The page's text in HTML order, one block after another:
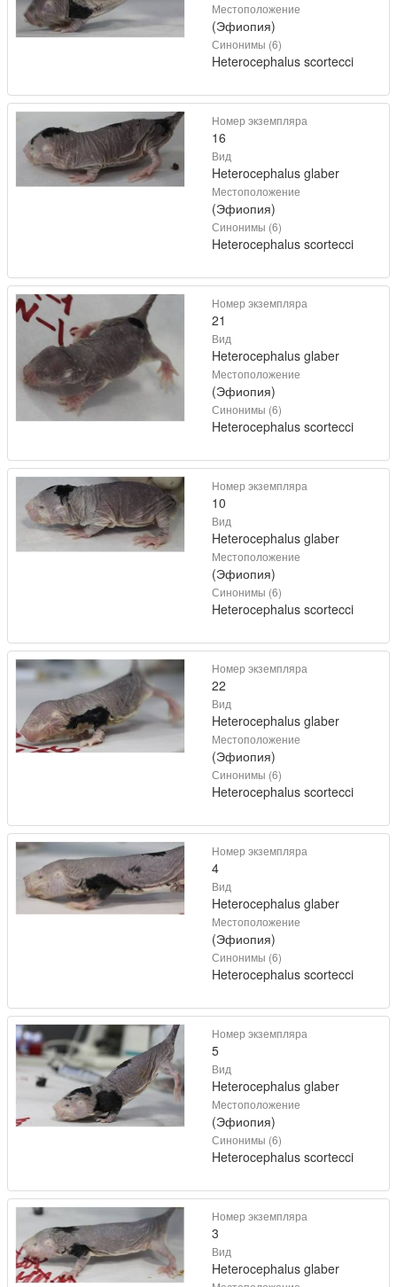
Местоположение
(Эфиопия)
Синонимы (6)
Heterocephalus scortecci
Номер экземпляра
16
Вид
Heterocephalus glaber
Местоположение
(Эфиопия)
Синонимы (6)
Heterocephalus scortecci
Номер экземпляра
21
Вид
Heterocephalus glaber
Местоположение
(Эфиопия)
Синонимы (6)
Heterocephalus scortecci
Номер экземпляра
10
Вид
Heterocephalus glaber
Местоположение
(Эфиопия)
Синонимы (6)
Heterocephalus scortecci
Номер экземпляра
22
Вид
Heterocephalus glaber
Местоположение
(Эфиопия)
Синонимы (6)
Heterocephalus scortecci
Номер экземпляра
4
Вид
Heterocephalus glaber
Местоположение
(Эфиопия)
Синонимы (6)
Heterocephalus scortecci
Номер экземпляра
5
Вид
Heterocephalus glaber
Местоположение
(Эфиопия)
Синонимы (6)
Heterocephalus scortecci
Номер экземпляра
3
Вид
Heterocephalus glaber